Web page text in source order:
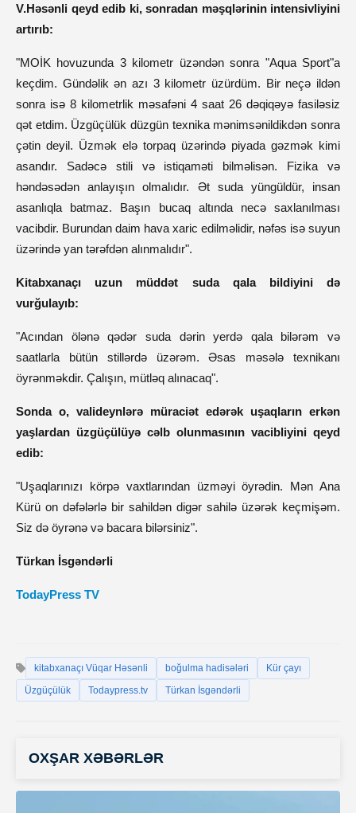
V.Həsənli qeyd edib ki, sonradan məşqlərinin intensivliyini
artırıb:
"MOİK hovuzunda 3 kilometr üzəndən sonra "Aqua Sport"a
keçdim. Gündəlik ən azı 3 kilometr üzürdüm. Bir neçə ildən
sonra isə 8 kilometrlik məsafəni 4 saat 26 dəqiqəyə fasiləsiz
qət etdim. Üzgüçülük düzgün texnika mənimsənildikdən sonra
çətin deyil. Üzmək elə torpaq üzərində piyada gəzmək kimi
asandır. Sadəcə stili və istiqaməti bilməlisən. Fizika və
həndəsədən anlayışın olmalıdır. Ət suda yüngüldür, insan
asanlıqla batmaz. Başın bucaq altında necə saxlanılması
vacibdir. Burundan daim hava xaric edilməlidir, nəfəs isə suyun
üzərində yan tərəfdən alınmalıdır".
Kitabxanaçı uzun müddət suda qala bildiyini də
vurğulayıb:
"Acından ölənə qədər suda dərin yerdə qala bilərəm və
saatlarla bütün stillərdə üzərəm. Əsas məsələ texnikanı
öyrənməkdir. Çalışın, mütləq alınacaq".
Sonda o, valideynlərə müraciət edərək uşaqların erkən
yaşlardan üzgüçülüyə cəlb olunmasının vacibliyini qeyd
edib:
"Uşaqlarınızı körpə vaxtlarından üzməyi öyrədin. Mən Ana
Kürü on dəfələrlə bir sahildən digər sahilə üzərək keçmişəm.
Siz də öyrənə və bacara bilərsiniz".
Türkan İsgəndərli
TodayPress TV
kitabxanaçı Vüqar Həsənli boğulma hadisələri
Kür çayı
Üzgüçülük
Todaypress.tv Türkan İsgəndərli
OXŞAR XƏBƏRLƏR